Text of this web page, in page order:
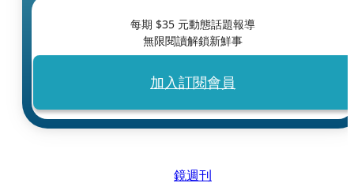
每期 $35 元動態話題報導
無限閱讀解鎖新鮮事
加入訂閱會員
鏡週刊